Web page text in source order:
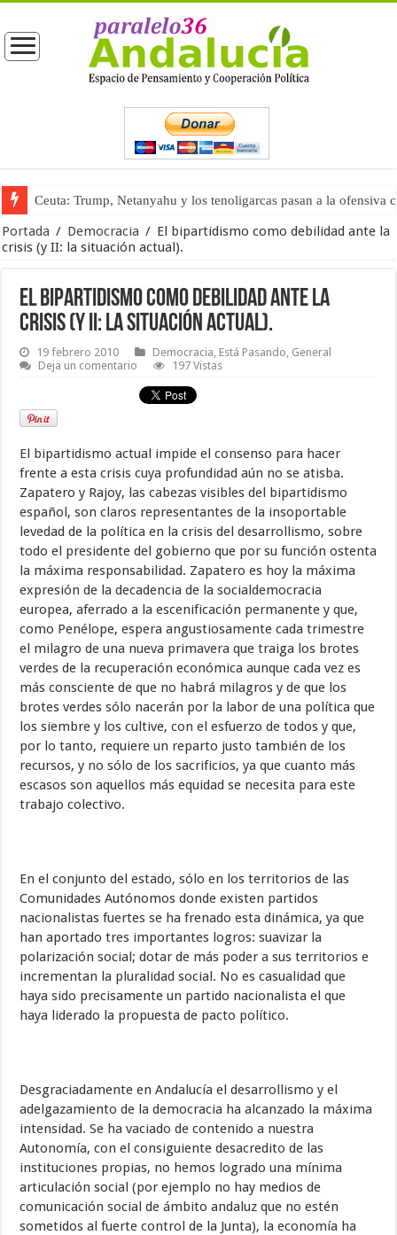
Ceuta: Trump, Netanyahu y los tenoligarcas pasan a la ofensiva
La masificación turística (tercera parte)
Portada / Democracia / El bipartidismo como debilidad ante la
crisis (y II: la situación actual).
El bipartidismo como debilidad ante la
crisis (y II: la situación actual).
19 febrero 2010 Democracia, Está Pasando, General
Deja un comentario
197 Vistas
El bipartidismo actual impide el consenso para hacer
frente a esta crisis cuya profundidad aún no se atisba.
Zapatero y Rajoy, las cabezas visibles del bipartidismo
español, son claros representantes de la insoportable
levedad de la política en la crisis del desarrollismo, sobre
todo el presidente del gobierno que por su función ostenta
la máxima responsabilidad. Zapatero es hoy la máxima
expresión de la decadencia de la socialdemocracia
europea, aferrado a la escenificación permanente y que,
como Penélope, espera angustiosamente cada trimestre
el milagro de una nueva primavera que traiga los brotes
verdes de la recuperación económica aunque cada vez es
más consciente de que no habrá milagros y de que los
brotes verdes sólo nacerán por la labor de una política que
los siembre y los cultive, con el esfuerzo de todos y que,
por lo tanto, requiere un reparto justo también de los
recursos, y no sólo de los sacrificios, ya que cuanto más
escasos son aquellos más equidad se necesita para este
trabajo colectivo.
En el conjunto del estado, sólo en los territorios de las
Comunidades Autónomos donde existen partidos
nacionalistas fuertes se ha frenado esta dinámica, ya que
han aportado tres importantes logros: suavizar la
polarización social; dotar de más poder a sus territorios e
incrementan la pluralidad social. No es casualidad que
haya sido precisamente un partido nacionalista el que
haya liderado la propuesta de pacto político.
Desgraciadamente en Andalucía el desarrollismo y el
adelgazamiento de la democracia ha alcanzado la máxima
intensidad. Se ha vaciado de contenido a nuestra
Autonomía, con el consiguiente desacredito de las
instituciones propias, no hemos logrado una mínima
articulación social (por ejemplo no hay medios de
comunicación social de ámbito andaluz que no estén
sometidos al fuerte control de la Junta), la economía ha